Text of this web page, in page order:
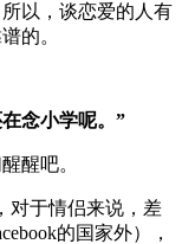
以，谈恋爱的人有
的。
念小学呢。”
醒吧。
对于情侣来说，差
的国家外），